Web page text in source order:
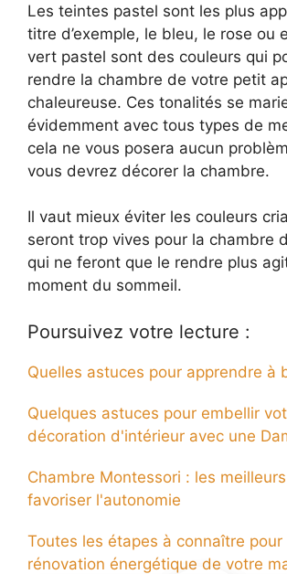
Les teintes pastel sont les plus
titre d’exemple, le bleu, le rose ou
vert pastel sont des couleurs qui
rendre la chambre de votre petit
chaleureuse. Ces tonalités se
évidemment avec tous types de
cela ne vous posera aucun
vous devrez décorer la chambre.
Il vaut mieux éviter les couleurs
seront trop vives pour la chambre
qui ne feront que le rendre plus
moment du sommeil.
Poursuivez votre lecture :
Quelles astuces pour apprendre à
Quelques astuces pour embellir
décoration d'intérieur avec une
Chambre Montessori : les
favoriser l'autonomie
Toutes les étapes à connaître pour
rénovation énergétique de votre